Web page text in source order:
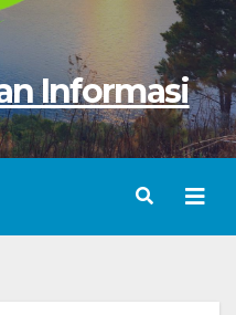
Informasi